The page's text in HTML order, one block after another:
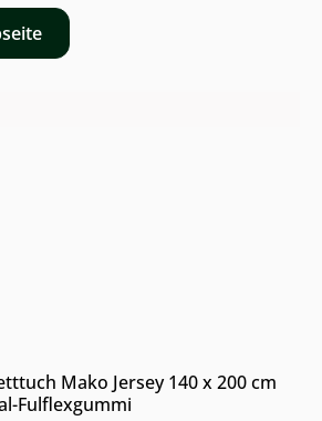
Mako Jersey 140 x 200 cm
Fulflexgummi